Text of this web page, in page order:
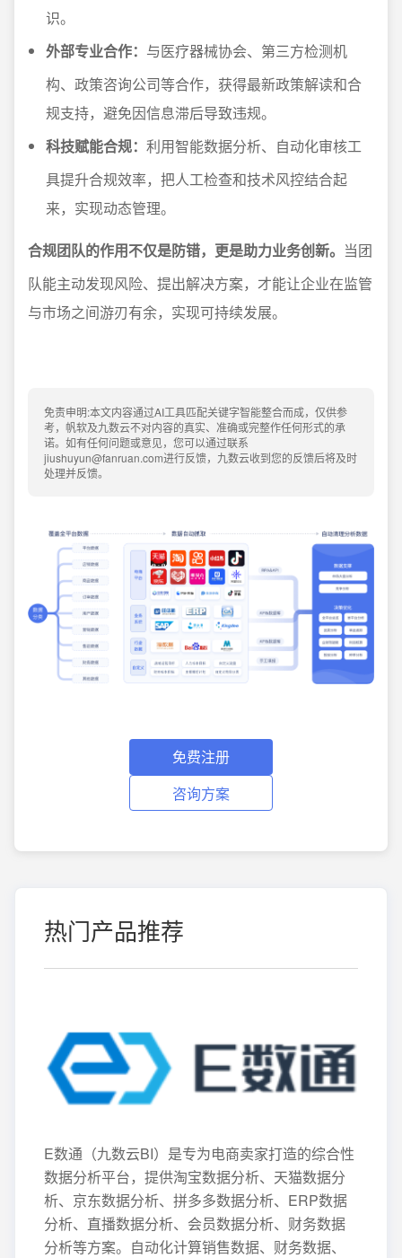
识。
外部专业合作： 与医疗器械协会、第三方检测机
构、政策咨询公司等合作，获得最新政策解读和合
规支持，避免因信息滞后导致违规。
科技赋能合规： 利用智能数据分析、自动化审核工
具提升合规效率，把人工检查和技术风控结合起
来，实现动态管理。
合规团队的作用不仅是防错，更是助力业务创新。 当团
队能主动发现风险、提出解决方案，才能让企业在监管
与市场之间游刃有余，实现可持续发展。
免责申明:本文内容通过AI工具匹配关键字智能整合而成，仅供参
考，帆软及九数云不对内容的真实、准确或完整作任何形式的承
诺。如有任何问题或意见，您可以通过联系
jiushuyun@fanruan.com进行反馈，九数云收到您的反馈后将及时
处理并反馈。
免费注册
咨询方案
热门产品推荐
E数通（九数云BI）是专为电商卖家打造的综合性
数据分析平台，提供淘宝数据分析、天猫数据分
析、京东数据分析、拼多多数据分析、ERP数据
分析、直播数据分析、会员数据分析、财务数据
分析等方案。自动化计算销售数据、财务数据、